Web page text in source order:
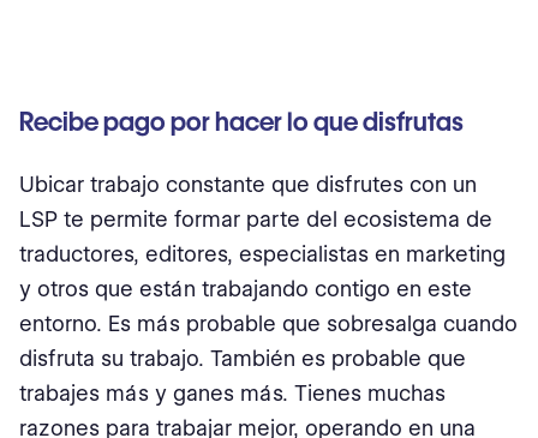
Recibe pago por hacer lo que disfrutas
Ubicar trabajo constante que disfrutes con un
LSP te permite formar parte del ecosistema de
traductores, editores, especialistas en marketing
y otros que están trabajando contigo en este
entorno. Es más probable que sobresalga cuando
disfruta su trabajo. También es probable que
trabajes más y ganes más. Tienes muchas
razones para trabajar mejor, operando en una